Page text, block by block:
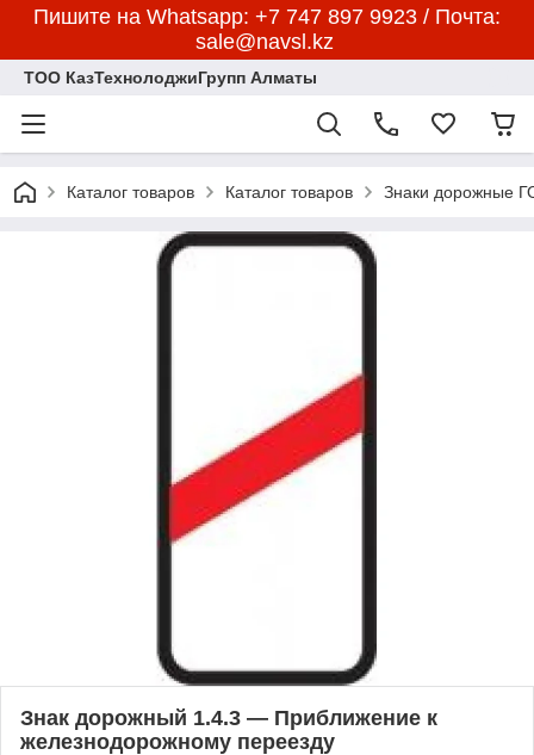
Пишите на Whatsapp: +7 747 897 9923 / Почта:
sale@navsl.kz
ТОО КазТехнолоджиГрупп Алматы
Каталог товаров Каталог товаров Знаки дорожные
Знак дорожный 1.4.3 — Приближение к
железнодорожному переезду